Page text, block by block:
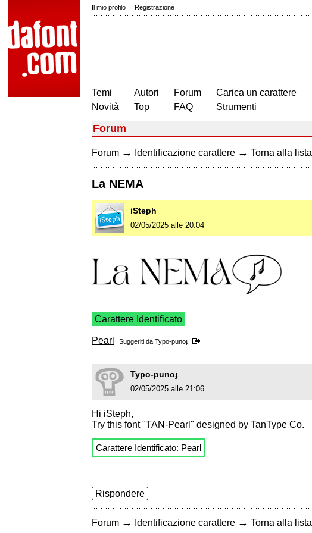
Il mio profilo | Registrazione
Temi
Novità
Autori
Top
Forum
FAQ
Carica un carattere
Strumenti
Forum
Forum → Identificazione carattere → Torna alla lista
La NEMA
iSteph
02/05/2025 alle 20:04
Carattere Identificato
Pearl Suggeriti da Typo-punoɟ
Typo-punoɟ
02/05/2025 alle 21:06
Hi iSteph,
Try this font "TAN-Pearl" designed by TanType Co.
Carattere Identificato: Pearl
Rispondere
Forum → Identificazione carattere → Torna alla lista